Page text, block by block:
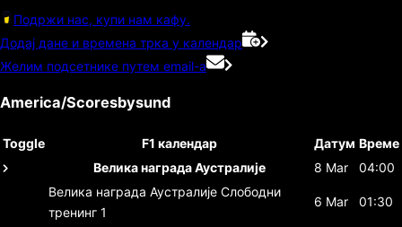
Подржи нас, купи нам кафу.
Додај дане и времена трка у календар
Желим подсетнике путем email-а
America/Scoresbysund
Toggle F1 календар Датум Време
Велика награда Аустралије
8 Mar
04:00
Велика награда Аустралије Слободни
тренинг 1
6 Mar 01:30